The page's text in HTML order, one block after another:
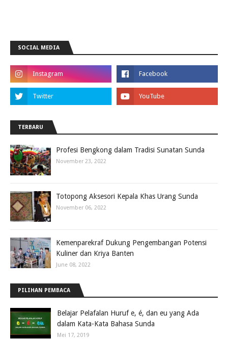
SOCIAL MEDIA
TERBARU
Profesi Bengkong dalam Tradisi Sunatan Sunda
November 23, 2022
Totopong Aksesori Kepala Khas Urang Sunda
November 06, 2022
Kemenparekraf Dukung Pengembangan Potensi
Kuliner dan Kriya Banten
June 08, 2022
PILIHAN PEMBACA
Belajar Pelafalan Huruf e, é, dan eu yang Ada
dalam Kata-Kata Bahasa Sunda
Mei 17, 2019